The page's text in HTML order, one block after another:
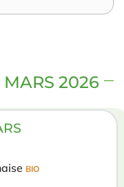
2026
BIO